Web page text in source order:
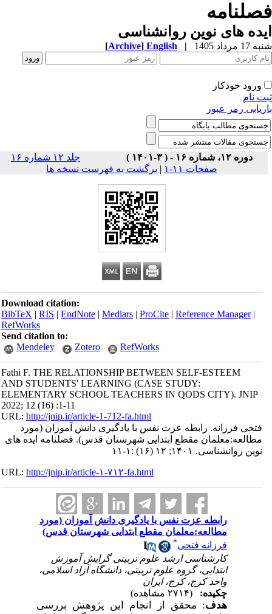
های نوین روانشناسی
مرداد 1405 |
English
[Archive]
ورود خودکار
نام
رمز عبور
دوره ۱۲، شماره ۱۶ - ( ۳-۱۴۰۱ )
جلد ۱۲ شماره ۱۶
صفحات ۱۱-۱
| برگشت به فهرست نسخه ها
Download citation:
BibTeX|RIS|EndNote|Medlars|ProCite|Reference Manager
RefWorks
Send citation to:
Mendeley
Zotero RefWorks
Fathi F. THE RELATIONSHIP BETWEEN SELF-ESTEEM
AND STUDENTS' LEARNING (CASE STUDY:
ELEMENTARY SCHOOL TEACHERS IN QODS CITY). JNIP
2022; 12 (16) :1-11
URL:http://jnip.ir/article-1-712-fa.html
فتحی فرزانه. رابطه عزت نفس با یادگیری دانش آموزان (مورد
مطالعه:معلمان مقطع ابتدایی شهرستان قدس). فصلنامه ایده های
نوین روانشناسی. ۱۴۰۱; ۱۲ (۱۶) :۱-۱۱
URL:http://jnip.ir/article-۱-۷۱۲-fa.html
رابطه عزت نفس با یادگیری دانش آموزان (مورد
مطالعه:معلمان مقطع ابتدایی شهرستان قدس)
فرزانه فتحی
کارشناسی ارشد علوم تربیتی گرایش آموزش
ابتدایی، گروه علوم تربیتی، دانشگاه آزاد اسلامی،
واحد کرج، کرج، ایران
چکیده:
هدف: محقق از انجام این پژوهش بررسی